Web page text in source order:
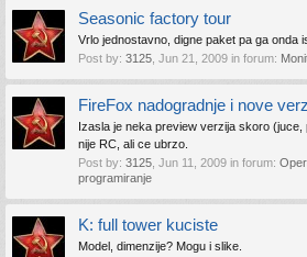
Seasonic factory tour
Vrlo jednostavno, digne paket pa ga onda
Post by: 3125 Jun 21, 2009 in forum:
FireFox nadogradnje i nove
Izasla je neka preview verzija skoro
nije RC, ali ce ubrzo.
Post by: 3125 Jun 11, 2009 in forum:
programiranje
K: full tower kuciste
Model, dimenzije? Mogu i slike.